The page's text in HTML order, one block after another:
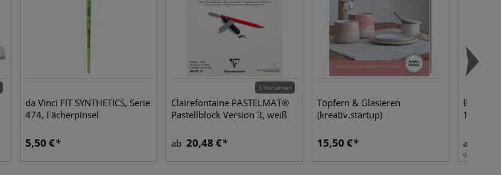
da Vinci FIT SYNTHETICS, Serie
474, Fächerpinsel
5,50 €
3 Varianten
Clairefontaine PASTELMAT®
Pastellblock Version 3, weiß
ab 20,48 €
Töpfern & Glasieren
(kreativ.startup)
15,50 €
BOTZ
1280 °C
ab
0,20 l | 1 l: